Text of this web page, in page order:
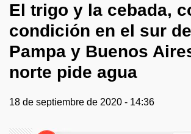
El trigo y la cebada,
condición en el sur
Pampa y Buenos
norte pide agua
18 de septiembre de 2020 - 14:36